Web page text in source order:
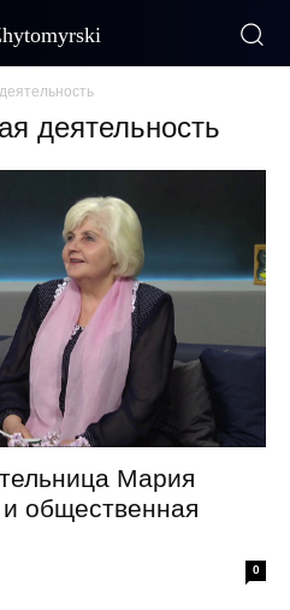
деятельность
Мария
общественная
0